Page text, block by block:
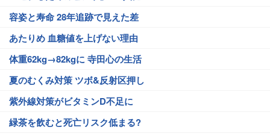
容姿と寿命 28年追跡で見えた差
あたりめ 血糖値を上げない理由
体重62kg→82kgに 寺田心の生活
夏のむくみ対策 ツボ&反射区押し
紫外線対策がビタミンD不足に
緑茶を飲むと死亡リスク低まる?